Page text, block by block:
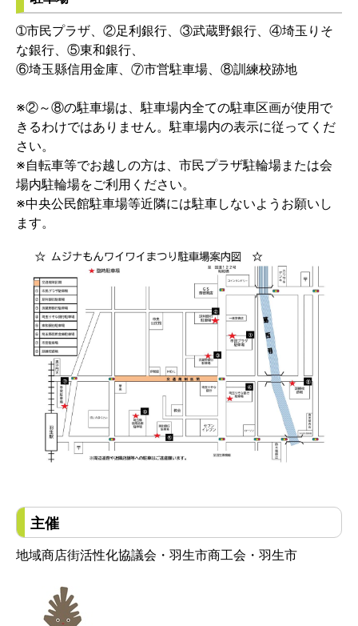
➀市民プラザ、②足利銀行、③武蔵野銀行、④埼玉りそ
な銀行、⑤東和銀行、
⑥埼玉縣信用金庫、⑦市営駐車場、⑧訓練校跡地
※②～⑧の駐車場は、駐車場内全ての駐車区画が使用で
きるわけではありません。駐車場内の表示に従ってくだ
さい。
※自転車等でお越しの方は、市民プラザ駐輪場または会
場内駐輪場をご利用ください。
※中央公民館駐車場等近隣には駐車しないようお願いし
ます。
主催
地域商店街活性化協議会・羽生市商工会・羽生市